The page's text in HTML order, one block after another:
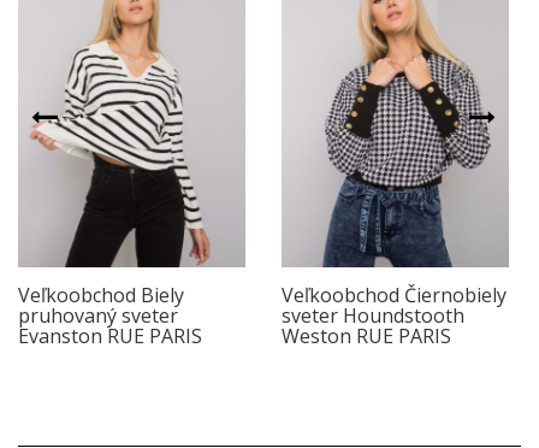
Veľkoobchod Biely
pruhovaný sveter
Evanston RUE PARIS
Veľkoobchod Čiernobiely
sveter Houndstooth
Weston RUE PARIS